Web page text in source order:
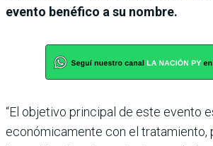
evento benéfico a su nombre.
“El objetivo principal de este evento
económicamente con el tratamiento,